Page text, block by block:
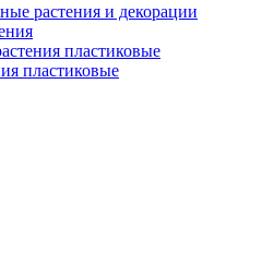
растения и декорации
пластиковые
пластиковые